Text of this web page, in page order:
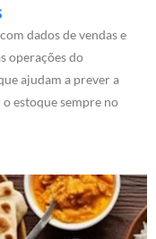
dados de vendas e
operações do
ajudam a prever a
estoque sempre no